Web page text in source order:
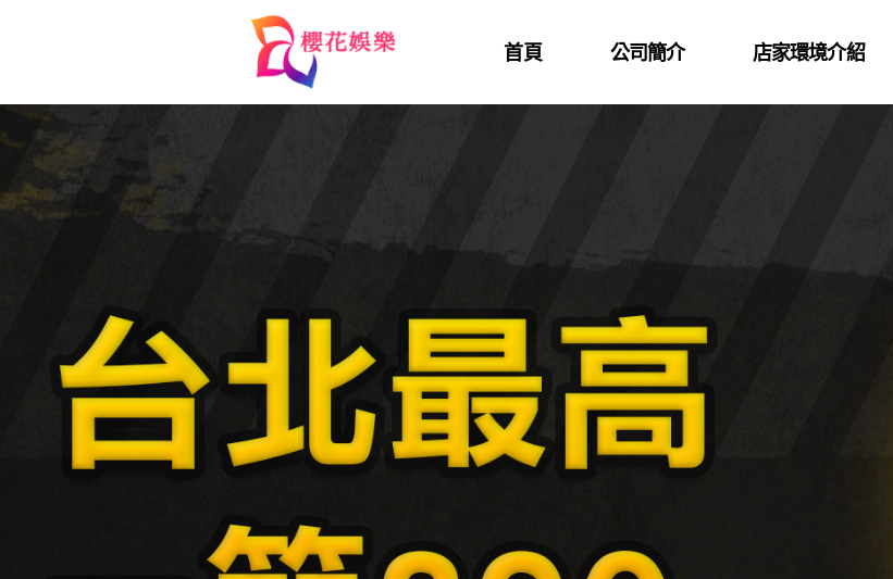
首頁 公司簡介 店家環境介紹